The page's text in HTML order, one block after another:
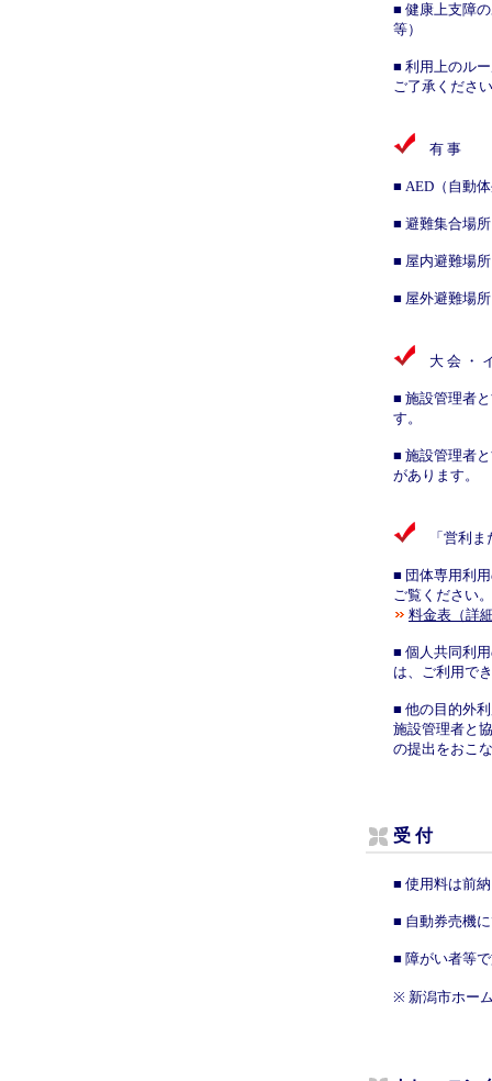
■ 健康上支障
等）
■ 利用上のル
ご了承くださ
有 事
■ AED（自動
■ 避難集合場
■ 屋内避難場
■ 屋外避難場
大 会 ・
■ 施設管理者
す。
■ 施設管理者
があります。
「営利ま
■ 団体専用利
ご覧ください。
料金表（詳
■ 個人共同利
は、ご利用で
■ 他の目的外
施設管理者と
の提出をおこ
受 付
■ 使用料は前
■ 自動券売機
■ 障がい者等
※ 新潟市ホー